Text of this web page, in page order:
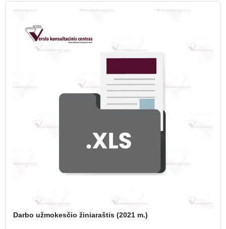
Darbo užmokesčio žiniaraštis (2021 m.)